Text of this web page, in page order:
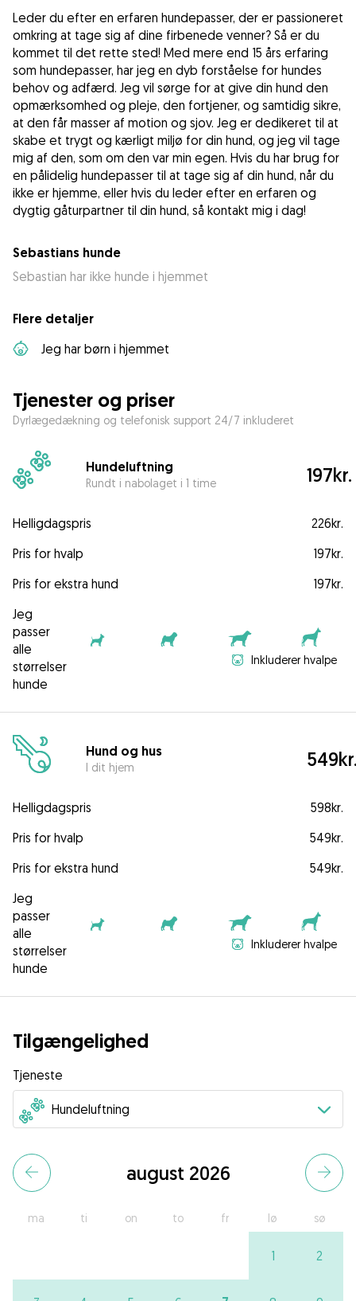
Leder du efter en erfaren hundepasser, der er passioneret
omkring at tage sig af dine firbenede venner? Så er du
kommet til det rette sted! Med mere end 15 års erfaring
som hundepasser, har jeg en dyb forståelse for hundes
behov og adfærd. Jeg vil sørge for at give din hund den
opmærksomhed og pleje, den fortjener, og samtidig sikre,
at den får masser af motion og sjov. Jeg er dedikeret til at
skabe et trygt og kærligt miljø for din hund, og jeg vil tage
mig af den, som om den var min egen. Hvis du har brug for
en pålidelig hundepasser til at tage sig af din hund, når du
ikke er hjemme, eller hvis du leder efter en erfaren og
dygtig gåturpartner til din hund, så kontakt mig i dag!
Sebastians hunde
Sebastian har ikke hunde i hjemmet
Flere detaljer
Jeg har børn i hjemmet
Tjenester og priser
Dyrlægedækning og telefonisk support 24/7 inkluderet
Hundeluftning
Rundt i nabolaget i 1 time 197kr.
Helligdagspris
226kr.
Pris for hvalp
197kr.
Pris for ekstra hund
197kr.
Jeg
passer
alle
størrelser
hunde
Inkluderer hvalpe
Hund og hus
I dit hjem
Helligdagspris
598kr.
Pris for hvalp
549kr.
Pris for ekstra hund
549kr.
Jeg
passer
alle
størrelser
hunde
Inkluderer hvalpe
Tilgængelighed
Tjeneste
august 2026
ma ti on to fr lø sø
1 2